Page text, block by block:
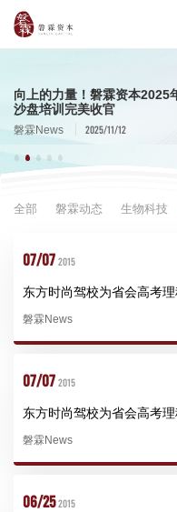
在香港联交所主板挂牌上市
磐霖News
沙盘培训完美收官
磐霖News
牌上市，股票代码（
磐霖News
举行
磐霖News
生物医药领域？
磐霖News
在香港联交所主板挂牌上市
磐霖News
向上的力量！磐霖资本
沙盘培训完美收官
磐霖News 2025/11/12
牌上市，股票代码（2595.HK
举行
生物医药领域？
在香港联交所主板挂牌上市
沙盘培训完美收官
牌上市，股票代码（2595.HK
举行
生物医药领域？
全部 磐霖动态 生物科技
07/07 2015
东方时尚驾校为省会高考
磐霖News
07/07 2015
东方时尚驾校为省会高考
磐霖News
06/25 2015